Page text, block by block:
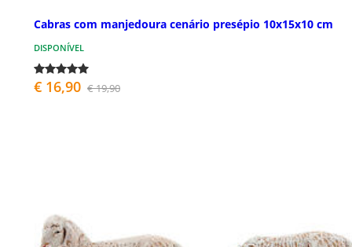
Cabras com manjedoura cenário presépio 10x15x10 cm
DISPONÍVEL
€ 16,90 € 19,90